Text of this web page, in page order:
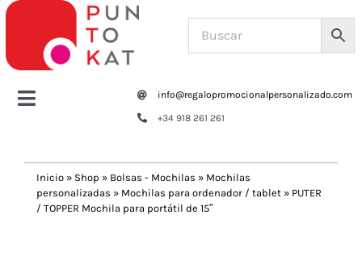
Saltar
contenido
Toggle
Tazas y botellas
info@regalopromocionalpersonalizado.com
+34 918 261 261
Inicio » Shop » Bolsas - Mochilas » Mochilas
personalizadas » Mochilas para ordenador / tablet » PUTER
/ TOPPER Mochila para portátil de 15″